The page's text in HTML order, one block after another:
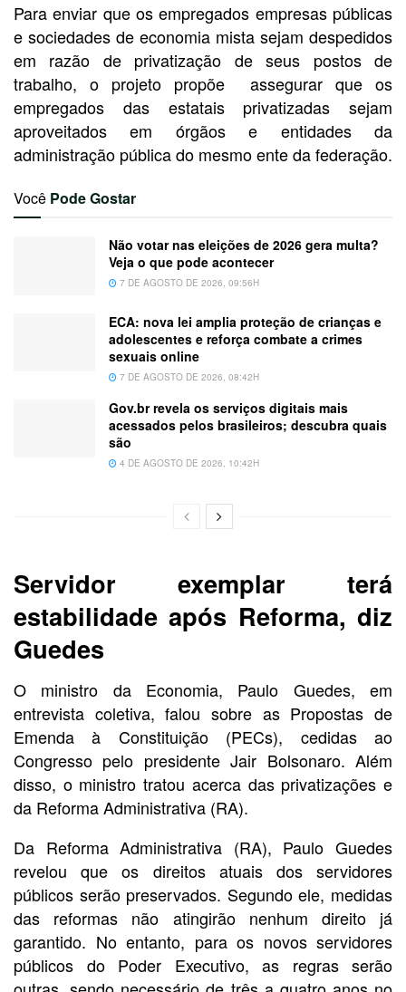
Para enviar que os empregados empresas públicas
e sociedades de economia mista sejam despedidos
em razão de privatização de seus postos de
trabalho, o projeto propõe assegurar que os
empregados das estatais privatizadas sejam
aproveitados em órgãos e entidades da
administração pública do mesmo ente da federação.
Você Pode Gostar
Não votar nas eleições de 2026 gera multa?
Veja o que pode acontecer
7 DE AGOSTO DE 2026, 09:56H
ECA: nova lei amplia proteção de crianças e
adolescentes e reforça combate a crimes
sexuais online
7 DE AGOSTO DE 2026, 08:42H
Gov.br revela os serviços digitais mais
acessados pelos brasileiros; descubra quais
são
4 DE AGOSTO DE 2026, 10:42H
Servidor exemplar terá
estabilidade após Reforma, diz
Guedes
O ministro da Economia, Paulo Guedes, em
entrevista coletiva, falou sobre as Propostas de
Emenda à Constituição (PECs), cedidas ao
Congresso pelo presidente Jair Bolsonaro. Além
disso, o ministro tratou acerca das privatizações e
da Reforma Administrativa (RA).
Da Reforma Administrativa (RA), Paulo Guedes
revelou que os direitos atuais dos servidores
públicos serão preservados. Segundo ele, medidas
das reformas não atingirão nenhum direito já
garantido. No entanto, para os novos servidores
públicos do Poder Executivo, as regras serão